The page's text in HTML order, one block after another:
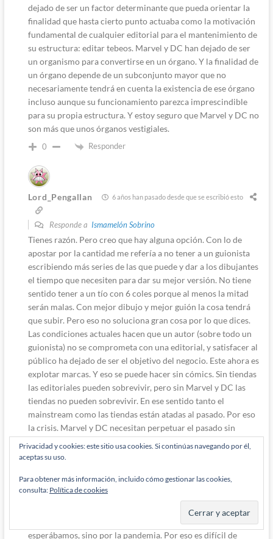
dejado de ser un factor determinante que pueda orientar la
finalidad que hasta cierto punto actuaba como la motivación
fundamental de cualquier editorial para el mantenimiento de
su estructura: editar tebeos. Marvel y DC han dejado de ser
un organismo para convertirse en un órgano. Y la finalidad de
un órgano depende de un subconjunto mayor que no
necesariamente tendrá en cuenta la existencia de ese órgano
incluso aunque su funcionamiento parezca imprescindible
para su propia estructura. Y estoy seguro que Marvel y DC no
son más que unos órganos vestigiales.
0 Responder
Lord_Pengallan 6 años han pasado desde que se escribió esto
Responde a Ismamelón Sobrino
Tienes razón. Pero creo que hay alguna opción. Con lo de
apostar por la cantidad me refería a no tener a un guionista
escribiendo más series de las que puede y dar a los dibujantes
el tiempo que necesiten para dar su mejor versión. No tiene
sentido tener a un tío con 6 coles porque al menos la mitad
serán malas. Con mejor dibujo y mejor guión la cosa tendrá
que subir. Pero eso no soluciona gran cosa por lo que dices.
Las condiciones actuales hacen que un autor (sobre todo un
guionista) no se comprometa con una editorial, y satisfacer al
público ha dejado de ser el objetivo del negocio. Este ahora es
explotar marcas. Y eso se puede hacer sin cómics. Sin tiendas
las editoriales pueden sobrevivir, pero sin Marvel y DC las
tiendas no pueden sobrevivir. En ese sentido tanto el
mainstream como las tiendas están atadas al pasado. Por eso
la crisis. Marvel y DC necesitan perpetuar el pasado sin
hacerle un cambio actualizador? Sea como sea se necesitan
ventas, y hoy por hoy lo digital sólo da para dar de comer a los
superestructuras como son las editoriales (aunque digitales
son más pequeñas porque no se necesita tanto oficinista).
Vamos, al final la crisis de la grapa no ha llegado porque las
ventas han bajado por debajo de la rentabilidad como todos
esperábamos, sino por la pandemia. Por eso es difícil de
Privacidad y cookies: este sitio usa cookies. Si continúas navegando por él,
aceptas su uso.
Para obtener más información, incluido cómo gestionar las cookies,
consulta: Política de cookies